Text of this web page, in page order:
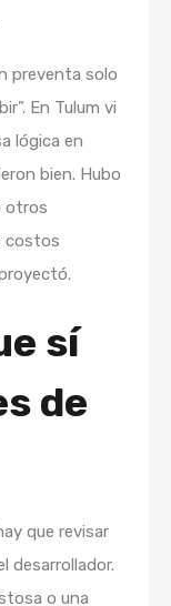
preventa solo
En Tulum vi
lógica en
bien. Hubo
otros
costos
sí
de
que revisar
desarrollador.
o una